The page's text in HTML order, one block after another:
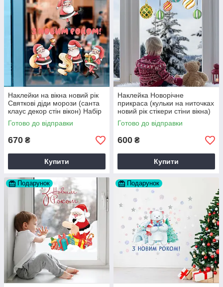
Наклейки на вікна новий рік
Святкові діди морози (санта
клаус декор стін вікон) Набір
М 970х575мм матова
Готово до відправки
670 ₴
Купити
Наклейка Новорічне
прикраса (кульки на ниточках
новий рік стікери стіни вікна)
НаборM 855х420мм матова
Готово до відправки
600 ₴
Купити
Подарунок Подарунок